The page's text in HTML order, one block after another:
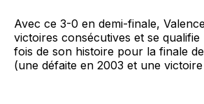
Avec ce 3-0 en demi-finale,
victoires consécutives et se
fois de son histoire pour la finale
(une défaite en 2003 et une